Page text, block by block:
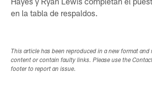
en la tabla de respaldos.
This article has been reproduced in a new format and
content or contain faulty links. Please use the
footer to report an issue.